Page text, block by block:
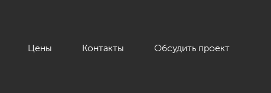
Цены Контакты Обсудить проект